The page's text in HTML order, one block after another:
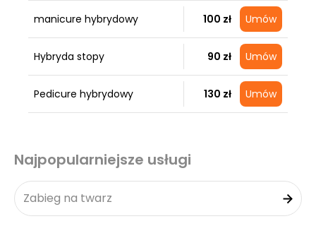
manicure hybrydowy 100 zł Umów
Hybryda stopy 90 zł Umów
Pedicure hybrydowy 130 zł Umów
Najpopularniejsze usługi
Zabieg na twarz